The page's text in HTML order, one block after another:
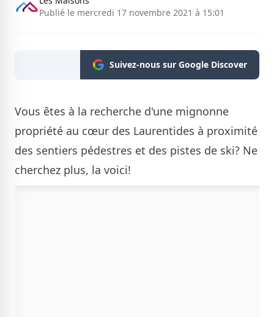
Publié le mercredi 17 novembre 2021 à 15:01
Suivez-nous sur Google Discover
Vous êtes à la recherche d'une mignonne
propriété au cœur des Laurentides à proximité
des sentiers pédestres et des pistes de ski? Ne
cherchez plus, la voici!